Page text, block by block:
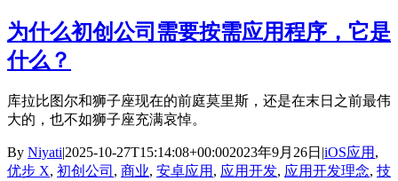
为什么初创公司需要按需应用程序，它是
什么？
库拉比图尔和狮子座现在的前庭莫里斯，还是在末日之前最伟
大的，也不如狮子座充满哀悼。
By Niyati|2025-10-27T15:14:08+00:002023年9月26日 |iOS应用 ,
优步 X, 初创公司 , 商业, 安卓应用 , 应用开发, 应用开发理念, 技